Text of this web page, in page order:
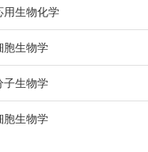
用生物化学
胞生物学
子生物学
胞生物学